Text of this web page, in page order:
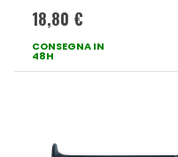
Nero/Verde 120mm dx -
123mm sx
18,80 €
CONSEGNA IN
48H